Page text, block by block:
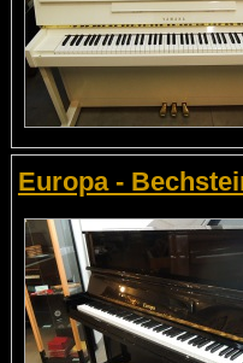
Europa -